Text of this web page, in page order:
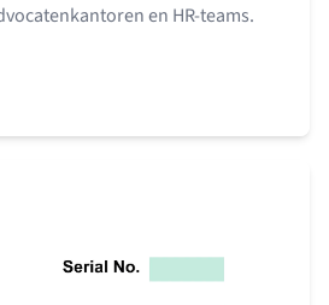
en HR-teams.